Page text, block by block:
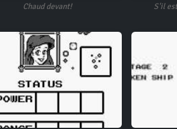
Chaud devant! S'il